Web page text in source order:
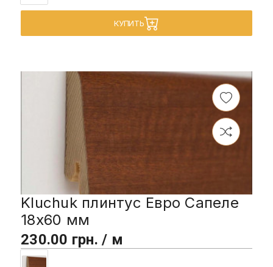
КУПИТЬ
Kluchuk плинтус Евро Сапеле
18х60 мм
230.00 грн. / м